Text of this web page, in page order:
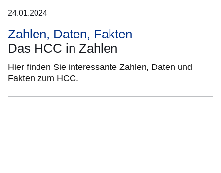
24.01.2024
Zahlen, Daten, Fakten
Das HCC in Zahlen
Hier finden Sie interessante Zahlen, Daten und
Fakten zum HCC.